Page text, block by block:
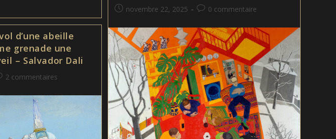
Caillois
Publication
novembre 22, 2025
Commentaires
la
publication :
0 commentaire
d’une abeille
grenade une
– Salvador Dali
2 commentaires